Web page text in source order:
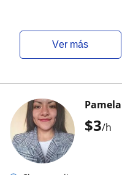
ver más
$3/h
Pamela